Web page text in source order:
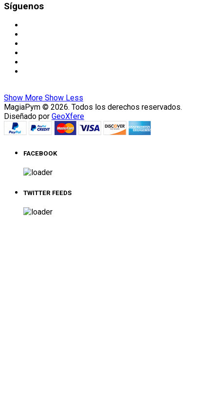
Síguenos
Show More Show Less
MagiaPym © 2026. Todos los derechos reservados.
Diseñado por GeoXfere
FACEBOOK
TWITTER FEEDS